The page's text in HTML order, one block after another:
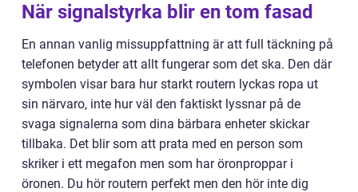
När signalstyrka blir en tom fasad
En annan vanlig missuppfattning är att full täckning på
telefonen betyder att allt fungerar som det ska. Den där
symbolen visar bara hur starkt routern lyckas ropa ut
sin närvaro, inte hur väl den faktiskt lyssnar på de
svaga signalerna som dina bärbara enheter skickar
tillbaka. Det blir som att prata med en person som
skriker i ett megafon men som har öronproppar i
öronen. Du hör routern perfekt men den hör inte dig